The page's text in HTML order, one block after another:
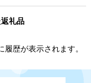
礼品
歴が表示されます。